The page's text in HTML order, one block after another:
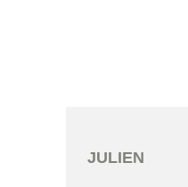
JULIEN